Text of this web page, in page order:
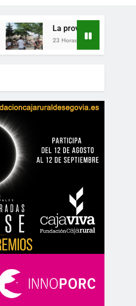
La provincia vibra este fin de
23 Horas Atrás